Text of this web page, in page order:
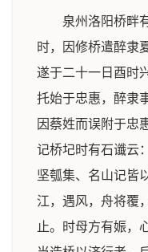
泉州洛阳桥畔
时，因修桥遣醉隶
遂于二十一日酉时
托始于忠惠，醉隶
因蔡姓而误附于忠
记桥圮时有石谶云
坚瓠集、名山记皆
江，遇风，舟将覆
止。时母方有娠，